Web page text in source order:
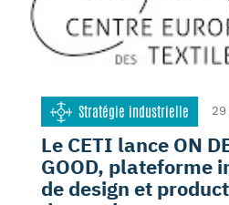
Stratégie industrielle 29
Le CETI lance ON
GOOD, plateforme
de design et